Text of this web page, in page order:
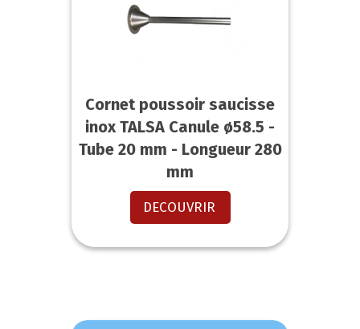
Cornet poussoir saucisse
inox TALSA Canule ø58.5 -
Tube 20 mm - Longueur 280
mm
DECOUVRIR